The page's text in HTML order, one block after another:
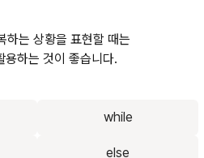
하는 상황을 표현할 때는
용하는 것이 좋습니다.
while
else